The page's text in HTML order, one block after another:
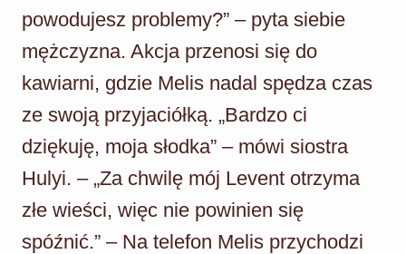
powodujesz problemy?” – pyta siebie
mężczyzna. Akcja przenosi się do
kawiarni, gdzie Melis nadal spędza czas
ze swoją przyjaciółką. „Bardzo ci
dziękuję, moja słodka” – mówi siostra
Hulyi. – „Za chwilę mój Levent otrzyma
złe wieści, więc nie powinien się
spóźnić.” – Na telefon Melis przychodzi